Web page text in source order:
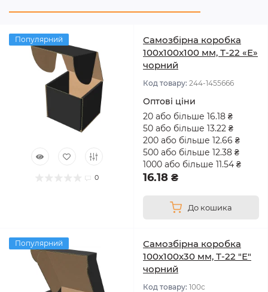
Популярний
0
Самозбірна коробка
100x100x100 мм, Т-22 «Е»
чорний
Код товару: 244-1455666
Оптові ціни
20 або більше 16.18 ₴
50 або більше 13.22 ₴
200 або більше 12.66 ₴
500 або більше 12.38 ₴
1000 або більше 11.54 ₴
16.18 ₴
До кошика
Популярний
Самозбірна коробка
100х100х30 мм, Т-22 "Е"
чорний
Код товару: 100с